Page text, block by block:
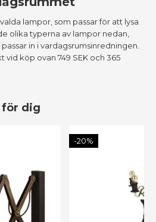
lampor, som passar för att lysa
olika typerna av lampor nedan,
in i vardagsrumsinredningen.
vid köp ovan 749 SEK och 365
för dig
-20%